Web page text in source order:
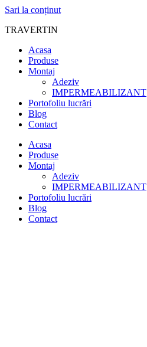
Sari la conținut
TRAVERTIN
Acasa
Produse
Montaj
Adeziv
IMPERMEABILIZANT
Portofoliu lucrări
Blog
Contact
Acasa
Produse
Montaj
Adeziv
IMPERMEABILIZANT
Portofoliu lucrări
Blog
Contact